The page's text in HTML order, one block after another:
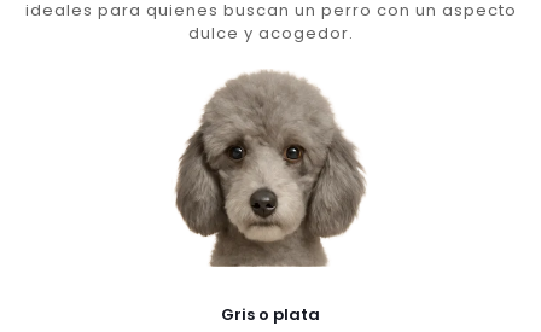
ideales para quienes buscan un perro con un aspecto
dulce y acogedor.
Gris o plata